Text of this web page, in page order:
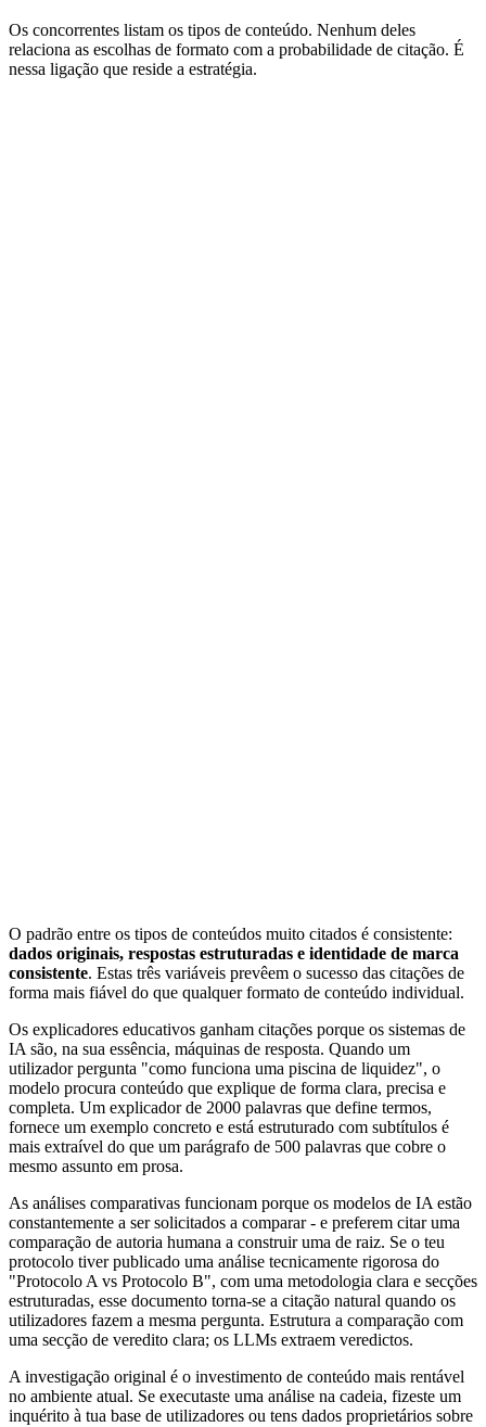
Os concorrentes listam os tipos de conteúdo. Nenhum deles
relaciona as escolhas de formato com a probabilidade de citação. É
nessa ligação que reside a estratégia.
O padrão entre os tipos de conteúdos muito citados é consistente:
dados originais, respostas estruturadas e identidade de marca
consistente. Estas três variáveis prevêem o sucesso das citações de
forma mais fiável do que qualquer formato de conteúdo individual.
Os explicadores educativos ganham citações porque os sistemas de
IA são, na sua essência, máquinas de resposta. Quando um
utilizador pergunta "como funciona uma piscina de liquidez", o
modelo procura conteúdo que explique de forma clara, precisa e
completa. Um explicador de 2000 palavras que define termos,
fornece um exemplo concreto e está estruturado com subtítulos é
mais extraível do que um parágrafo de 500 palavras que cobre o
mesmo assunto em prosa.
As análises comparativas funcionam porque os modelos de IA estão
constantemente a ser solicitados a comparar - e preferem citar uma
comparação de autoria humana a construir uma de raiz. Se o teu
protocolo tiver publicado uma análise tecnicamente rigorosa do
"Protocolo A vs Protocolo B", com uma metodologia clara e secções
estruturadas, esse documento torna-se a citação natural quando os
utilizadores fazem a mesma pergunta. Estrutura a comparação com
uma secção de veredito clara; os LLMs extraem veredictos.
A investigação original é o investimento de conteúdo mais rentável
no ambiente atual. Se executaste uma análise na cadeia, fizeste um
inquérito à tua base de utilizadores ou tens dados proprietários sobre